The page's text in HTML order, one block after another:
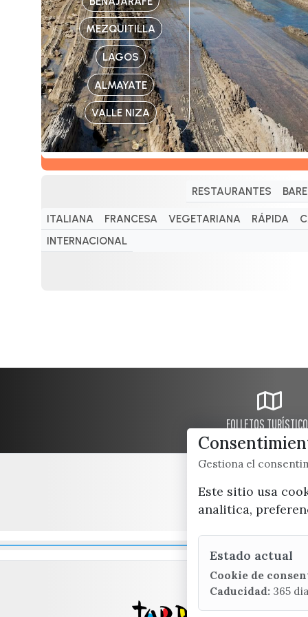
MEZQUITILLA
LAGOS
ALMAYATE
VALLE NIZA
RESTAURANTES
ITALIANA FRANCESA VEGETARIANA RÁPIDA
INTERNACIONAL
FOLLETOS
Gestiona el
Este sitio usa
analitica,
Estado actual
Cookie de
Caducidad: 365